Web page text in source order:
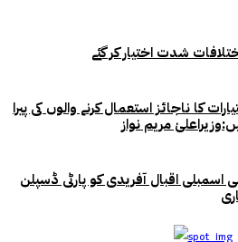
شدت اختیار کر گئے
کا ناجائز استعمال کرنے والوں کی پیرا
اقبال آفریدی کو پارٹی ڈسپلن